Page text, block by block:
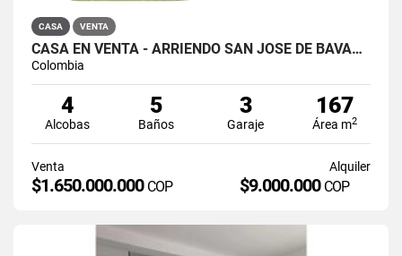
CASA VENTA
CASA EN VENTA - ARRIENDO SAN JOSÉ DE BAVARIA
Colombia
4
Alcobas
5
Baños
3
Garaje
167
Área m2
Venta
$1.650.000.000 COP
Alquiler
$9.000.000 COP